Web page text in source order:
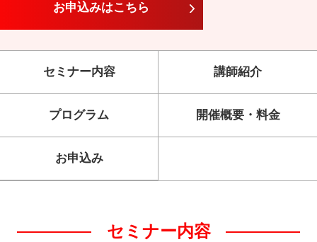
お申込みはこちら
セミナー内容 講師紹介
プログラム 開催概要・料金
お申込み
セミナー内容